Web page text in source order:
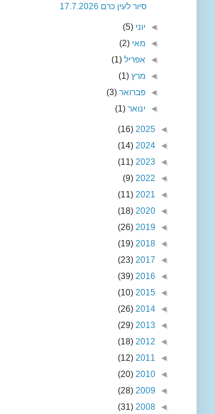
סיור לעין כרם 17.7.2026
◄ יוני(5)
◄מאי(2)
◄ אפריל(1)
◄מרץ(1)
◄פברואר(3)
◄ ינואר(1)
◄
2025
(16)
◄
2024
(14)
◄
2023
(11)
◄
2022
(9)
◄
2021
(11)
◄
2020
(18)
◄
2019
(26)
◄
2018
(19)
◄
2017
(23)
◄
2016
(39)
◄
2015
(10)
◄
2014
(26)
◄
2013
(29)
◄
2012
(18)
◄
2011
(12)
◄
2010
(20)
◄
2009
(28)
◄
2008
(31)